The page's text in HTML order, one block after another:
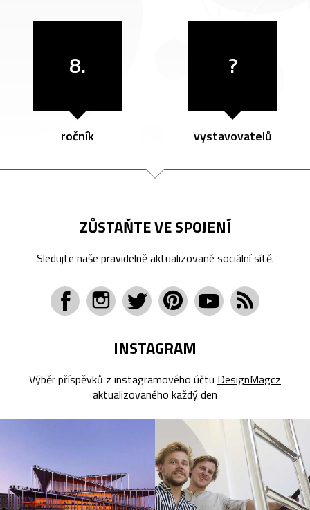
8.
ročník
?
vystavovatelů
ZŮSTAŇTE VE SPOJENÍ
Sledujte naše pravidelně aktualizované sociální sítě.
INSTAGRAM
Výběr příspěvků z instagramového účtu DesignMagcz
aktualizovaného každý den